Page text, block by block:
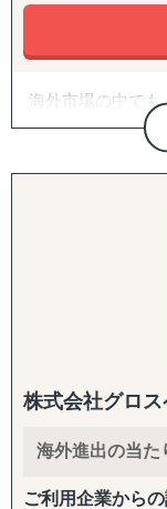
目的：海外現地
↳ 企業リストアッ
↳ アポイント取得
↳ 商談創出・交
目的：海外現地
↳ 会社設立（登
↳ 不動産探索（
↳ 店舗開業パッ
↳ 人材採用支援
・国際税務・監査
各国の税務・会
設計、駐在員税
を母体とした専
海外市場の中で
しております。
たとえば、市場
を推測するPEST
を「正確かつ包
が必要なのか、
をすることを徹
競合の調査・分
握するための
分析などを行い
を徹底的に掘り下
また、得られた
能な施策提案ま
断」のために、合
株式会社グロス
海外進出の当た
ご利用企業から